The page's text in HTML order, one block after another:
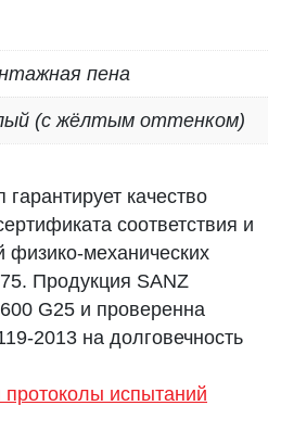
пена
(с жёлтым оттенком)
качество
соответствия и
физико-механических
Продукция SANZ
G25 и проверенна
2013 на долговечность
испытаний